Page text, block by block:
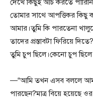
দেখে কিছুই আঁচ করতে
তোমার সাথে আপত্তিকর কিছু
আমার।তুমি কি পারতেনা
তাদের প্রস্তাবটা ফিরিয়ে
তুমি চুপ ছিলে।কেনো চুপ
—“আমি তখন এসব বললে
পারছেন?মাত্র বিয়ে হয়েছে